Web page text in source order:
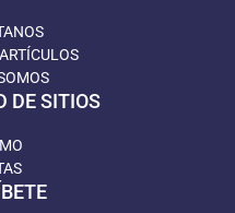
DE SITIOS